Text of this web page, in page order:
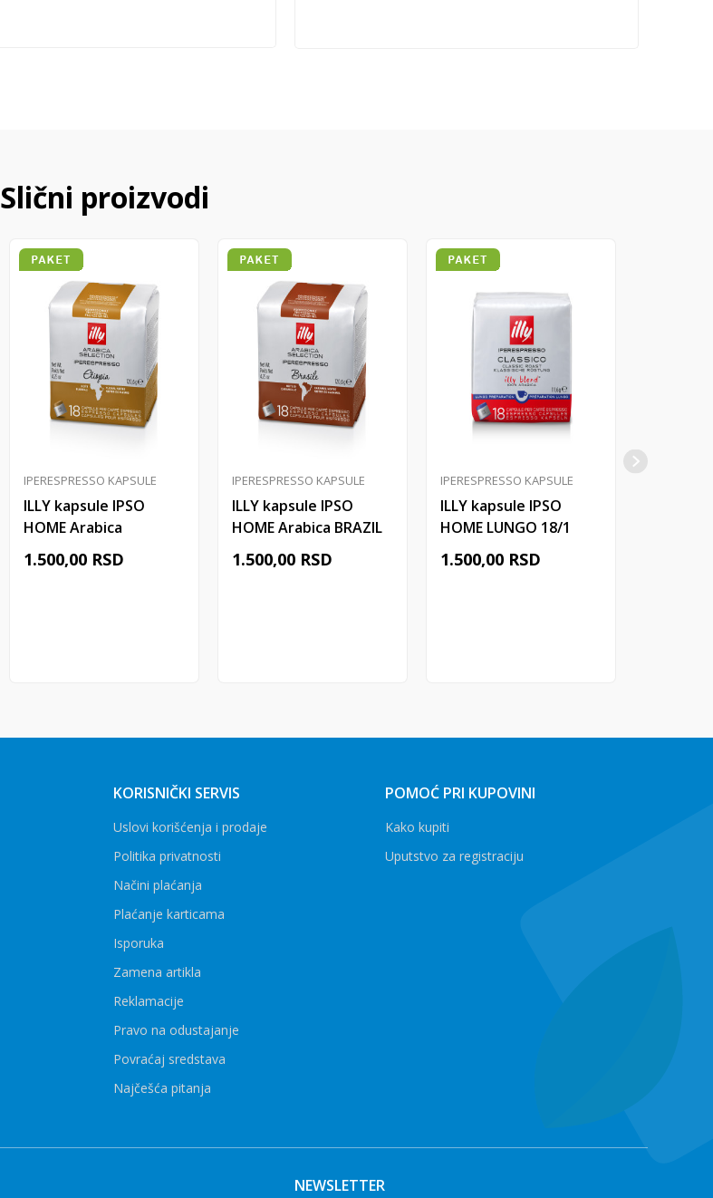
Slični proizvodi
IPERESPRESSO KAPSULE
ILLY kapsule IPSO
HOME Arabica
ETHIOPIA 18/1
1.500,00 RSD
IPERESPRESSO KAPSULE
ILLY kapsule IPSO
HOME Arabica BRAZIL
18/1
1.500,00 RSD
IPERESPRESSO KAPSULE
ILLY kapsule IPSO
HOME LUNGO 18/1
1.500,00 RSD
KORISNIČKI SERVIS
Uslovi korišćenja i prodaje
Politika privatnosti
Načini plaćanja
Plaćanje karticama
Isporuka
Zamena artikla
Reklamacije
Pravo na odustajanje
Povraćaj sredstava
Najčešća pitanja
POMOĆ PRI KUPOVINI
Kako kupiti
Uputstvo za registraciju
NEWSLETTER